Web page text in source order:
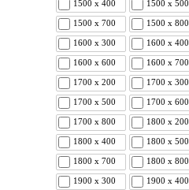
1500 x 400 1500 x 500
1500 x 700 1500 x 800
1600 x 300 1600 x 400
1600 x 600 1600 x 700
1700 x 200 1700 x 300
1700 x 500 1700 x 600
1700 x 800 1800 x 200
1800 x 400 1800 x 500
1800 x 700 1800 x 800
1900 x 300 1900 x 400